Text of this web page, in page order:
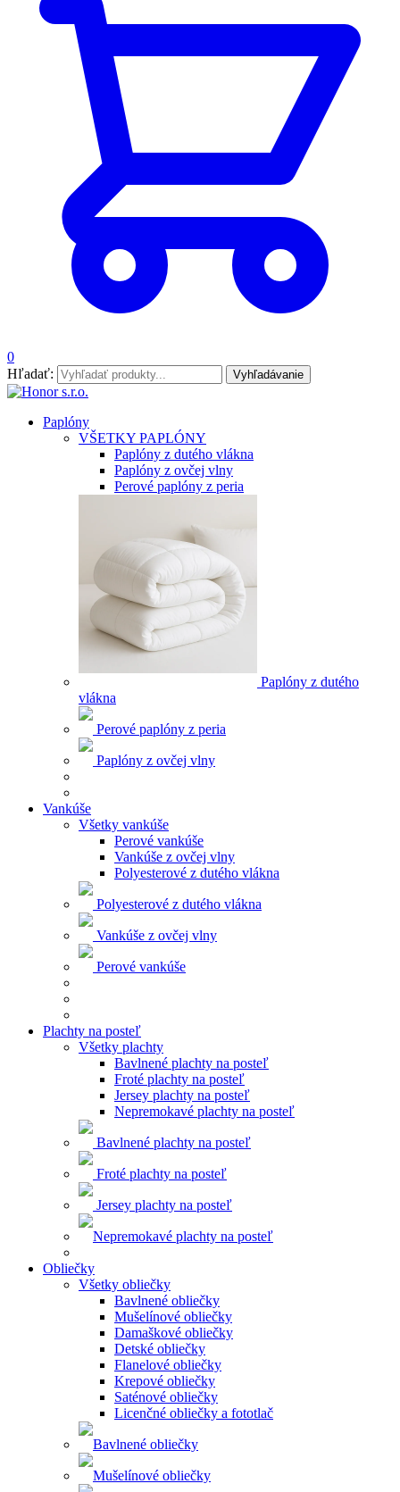
0
Hľadať:
Vyhľadávanie
Paplóny
VŠETKY PAPLÓNY
Paplóny z dutého vlákna
Paplóny z ovčej vlny
Perové paplóny z peria
Paplóny z dutého
vlákna
Perové paplóny z peria
Paplóny z ovčej vlny
Vankúše
Všetky vankúše
Perové vankúše
Vankúše z ovčej vlny
Polyesterové z dutého vlákna
Polyesterové z dutého vlákna
Vankúše z ovčej vlny
Perové vankúše
Plachty na posteľ
Všetky plachty
Bavlnené plachty na posteľ
Froté plachty na posteľ
Jersey plachty na posteľ
Nepremokavé plachty na posteľ
Bavlnené plachty na posteľ
Froté plachty na posteľ
Jersey plachty na posteľ
Nepremokavé plachty na posteľ
Obliečky
Všetky obliečky
Bavlnené obliečky
Mušelínové obliečky
Damaškové obliečky
Detské obliečky
Flanelové obliečky
Krepové obliečky
Saténové obliečky
Licenčné obliečky a fototlač
Bavlnené obliečky
Mušelínové obliečky